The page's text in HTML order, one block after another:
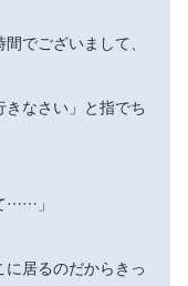
でございまして、
なさい」と指でち
……」
居るのだからきっ